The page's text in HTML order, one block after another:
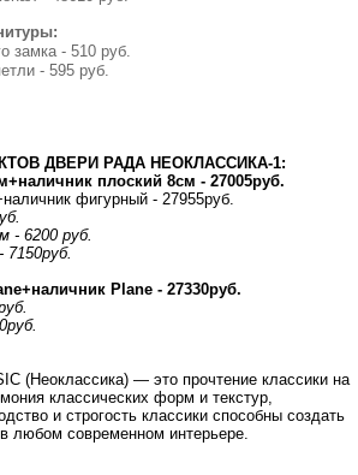
замка - 510 руб.
- 595 руб.
ДВЕРИ РАДА НЕОКЛАССИКА-1:
плоский 8см - 27005руб.
фигурный - 27955руб.
- 6200 руб.
7150руб.
Plane - 27330руб.
(Неоклассика) — это прочтение классики на
классических форм и текстур,
и строгость классики способны создать
любом современном интерьере.